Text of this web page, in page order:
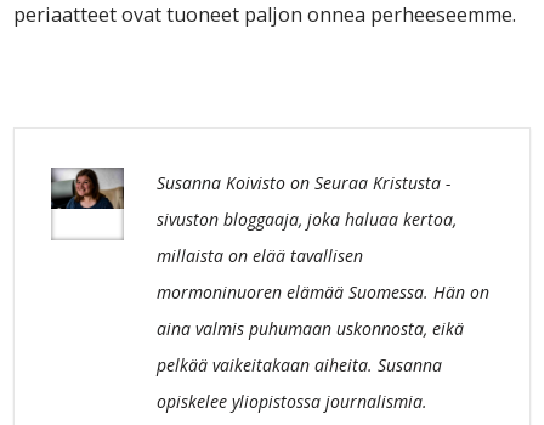
periaatteet ovat tuoneet paljon onnea perheeseemme.
Susanna Koivisto on Seuraa Kristusta -
sivuston bloggaaja, joka haluaa kertoa,
millaista on elää tavallisen
mormoninuoren elämää Suomessa. Hän on
aina valmis puhumaan uskonnosta, eikä
pelkää vaikeitakaan aiheita. Susanna
opiskelee yliopistossa journalismia.